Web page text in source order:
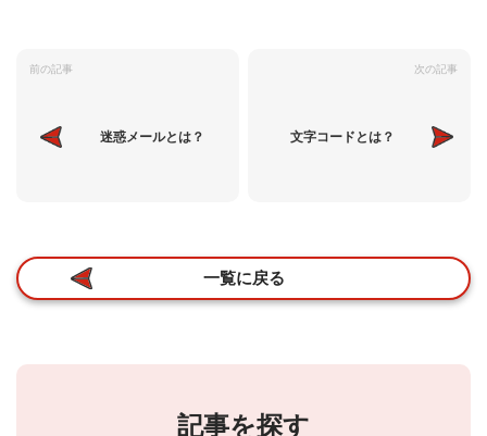
前の記事
迷惑メールとは？
次の記事
文字コードとは？
一覧に戻る
記事を探す